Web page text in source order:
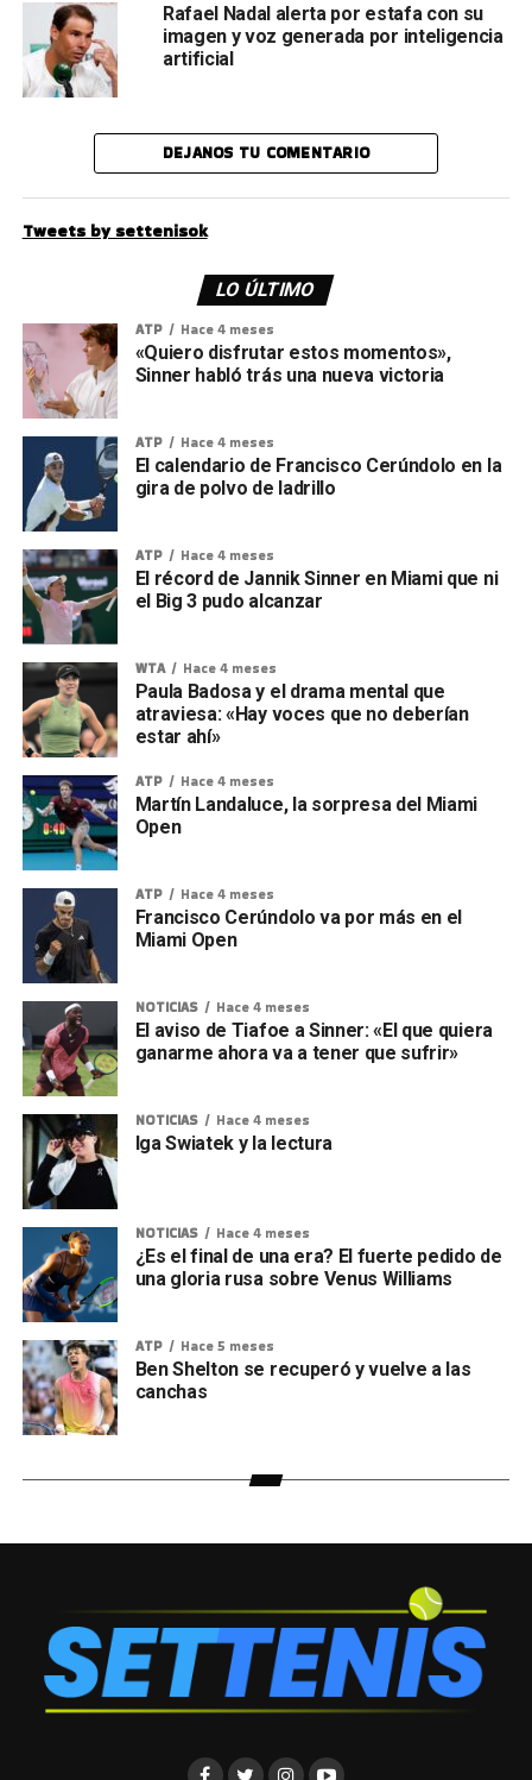
Rafael Nadal alerta por estafa con su
imagen y voz generada por inteligencia
artificial
DEJANOS TU COMENTARIO
Tweets by settenisok
LO ÚLTIMO
ATP Hace 4 meses
«Quiero disfrutar estos momentos»,
Sinner habló trás una nueva victoria
ATP Hace 4 meses
El calendario de Francisco Cerúndolo en la
gira de polvo de ladrillo
ATP Hace 4 meses
El récord de Jannik Sinner en Miami que ni
el Big 3 pudo alcanzar
WTA Hace 4 meses
Paula Badosa y el drama mental que
atraviesa: «Hay voces que no deberían
estar ahí»
ATP Hace 4 meses
Martín Landaluce, la sorpresa del Miami
Open
ATP Hace 4 meses
Francisco Cerúndolo va por más en el
Miami Open
NOTICIAS Hace 4 meses
El aviso de Tiafoe a Sinner: «El que quiera
ganarme ahora va a tener que sufrir»
NOTICIAS Hace 4 meses
Iga Swiatek y la lectura
NOTICIAS Hace 4 meses
¿Es el final de una era? El fuerte pedido de
una gloria rusa sobre Venus Williams
ATP Hace 5 meses
Ben Shelton se recuperó y vuelve a las
canchas